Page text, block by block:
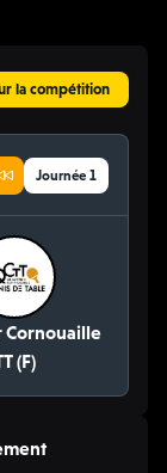
la compétition
Journée 1
Cornouaille
(F)